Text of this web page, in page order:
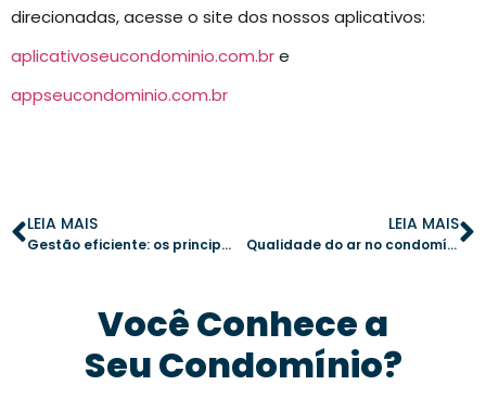
direcionadas, acesse o site dos nossos aplicativos:
aplicativoseucondominio.com.bre
appseucondominio.com.br
LEIA MAIS
Gestão eficiente: os principais recursos de um aplicativo para condomínio
LEIA MAIS
Qualidade do ar no condomínio: como garantir um ambiente mais saudável
Você Conhece a
Seu Condomínio?